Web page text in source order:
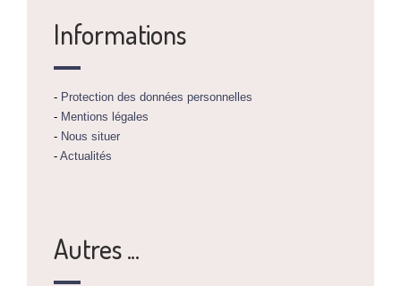
Informations
- Protection des données personnelles
- Mentions légales
- Nous situer
- Actualités
Autres ...